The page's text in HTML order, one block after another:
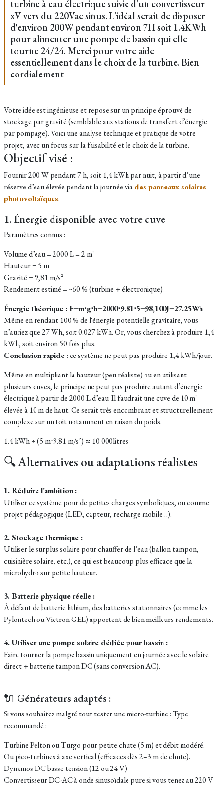
turbine à eau électrique suivie d'un convertisseur
xV vers du 220Vac sinus. L'idéal serait de disposer
d'environ 200W pendant environ 7H soit 1.4KWh
pour alimenter une pompe de bassin qui elle
tourne 24/24. Merci pour votre aide
essentiellement dans le choix de la turbine. Bien
cordialement
Votre idée est ingénieuse et repose sur un principe éprouvé de
stockage par gravité (semblable aux stations de transfert d’énergie
par pompage). Voici une analyse technique et pratique de votre
projet, avec un focus sur la faisabilité et le choix de la turbine.
Objectif visé :
Fournir 200 W pendant 7 h, soit 1,4 kWh par nuit, à partir d’une
réserve d’eau élevée pendant la journée viades panneaux solaires
photovoltaïques.
1. Énergie disponible avec votre cuve
Paramètres connus :
Volume d’eau = 2000 L = 2 m³
Hauteur = 5 m
Gravité = 9,81 m/s²
Rendement estimé = ~60 % (turbine + électronique).
Énergie théorique : E=m⋅g⋅h=2000⋅9.81⋅5=98,100J=27.25Wh
Même en rendant 100 % de l'énergie potentielle gravitaire, vous
n’auriez que 27 Wh, soit 0.027 kWh. Or, vous cherchez à produire 1,4
kWh, soit environ 50 fois plus.
Conclusion rapide: ce système ne peut pas produire 1,4 kWh/jour.
Même en multipliant la hauteur (peu réaliste) ou en utilisant
plusieurs cuves, le principe ne peut pas produire autant d’énergie
électrique à partir de 2000 L d’eau. Il faudrait une cuve de 10 m³
élevée à 10 m de haut. Ce serait très encombrant et structurellement
complexe sur un toit notamment en raison du poids.
1.4 kWh ÷ (5 m⋅9.81 m/s²) ≈ 10 000litres
🔍 Alternatives ou adaptations réalistes
1. Réduire l’ambition :
Utiliser ce système pour de petites charges symboliques, ou comme
projet pédagogique (LED, capteur, recharge mobile…).
2. Stockage thermique :
Utiliser le surplus solaire pour chauffer de l’eau (ballon tampon,
cuisinière solaire, etc.), ce qui est beaucoup plus efficace que la
microhydro sur petite hauteur.
3. Batterie physique réelle :
À défaut de batterie lithium, des batteries stationnaires (comme les
Pylontech ou Victron GEL) apportent de bien meilleurs rendements.
4. Utiliser une pompe solaire dédiée pour bassin :
Faire tourner la pompe bassin uniquement en journée avec le solaire
direct + batterie tampon DC (sans conversion AC).
🔌 Générateurs adaptés :
Si vous souhaitez malgré tout tester une micro-turbine :Type
recommandé :
Turbine Pelton ou Turgo pour petite chute (5 m) et débit modéré.
Ou pico-turbines à axe vertical (efficaces dès 2–3 m de chute).
Dynamos DC basse tension (12 ou 24 V)
Convertisseur DC-AC à onde sinusoïdale pure si vous tenez au 220 V